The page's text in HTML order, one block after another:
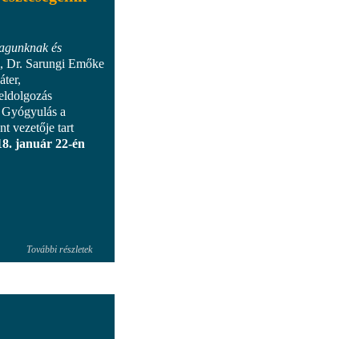
és
Dr. Sarungi Emőke
a
vezetője tart
január 22-én
További részletek